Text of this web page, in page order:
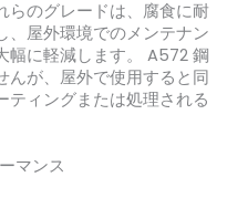
らのグレードは、腐食に耐
、屋外環境でのメンテナン
幅に軽減します。 A572 鋼
んが、屋外で使用すると同
ティングまたは処理される
マンス